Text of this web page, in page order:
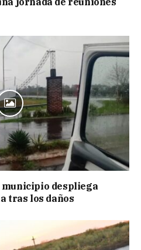
despliega
tras los daños